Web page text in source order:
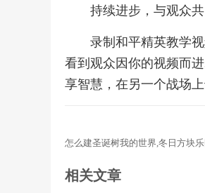
持续进步，与观众
录制和平精英教学
看到观众因你的视频而
享智慧，在另一个战场
怎么建圣诞树我的世界,冬日方块
相关文章